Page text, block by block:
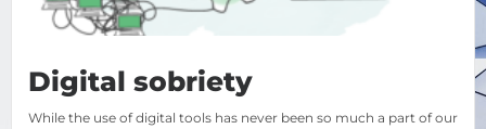
Digital sobriety
While the use of digital tools has never been so much a part of our